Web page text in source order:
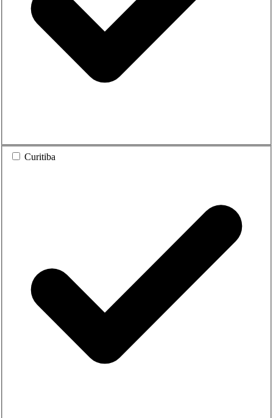
Curitiba